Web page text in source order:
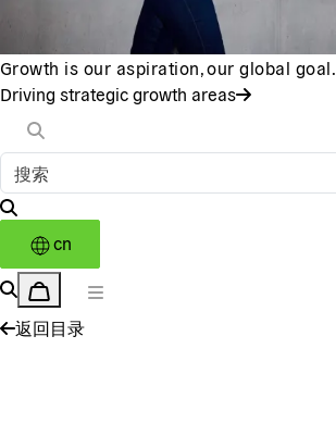
Growth is our aspiration, our global goal.
Driving strategic growth areas
cn
返回目录